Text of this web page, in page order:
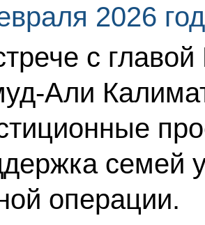
2026
с
Али
семей
операции.